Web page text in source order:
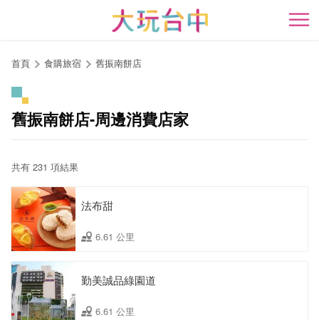
開
首頁 食購旅宿 舊振南餅店
舊振南餅店-周邊消費店家
共有 231 項結果
法布甜
6.61 公里
勤美誠品綠園道
6.61 公里